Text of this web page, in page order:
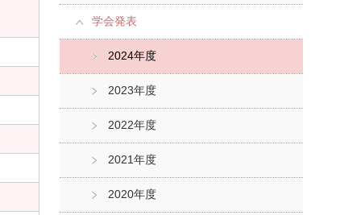
学会発表
2024年度
2023年度
2022年度
2021年度
2020年度